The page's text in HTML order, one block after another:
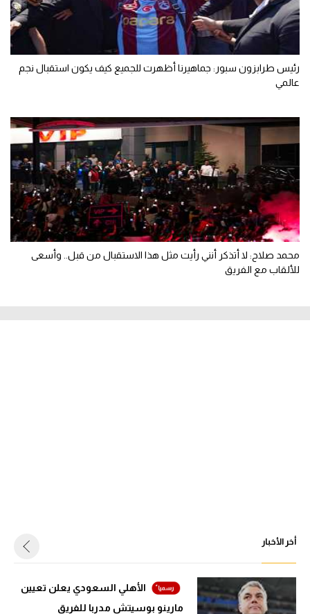
رئيس طرابزون سبور: جماهيرنا أظهرت للجميع كيف يكون استقبال نجم
عالمي
محمد صلاح: لا أتذكر أنني رأيت مثل هذا الاستقبال من قبل.. وأسعى
للألقاب مع الفريق
أخر الأخبار
الأهلي السعودي يعلن تعيين
مارينو بوسيتش مدربا للفريق